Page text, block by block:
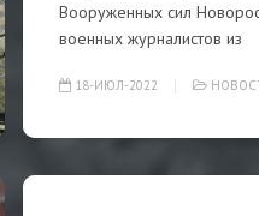
Вооруженных сил
военных журналистов из
18-ИЮЛ-2022